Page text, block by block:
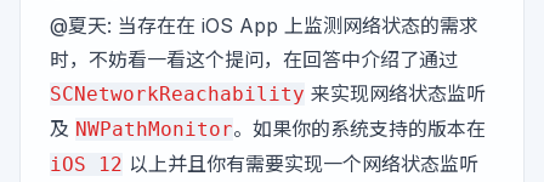
@夏天: 当存在在 iOS App 上监测网络状态的需求
时，不妨看一看这个提问，在回答中介绍了通过
SCNetworkReachability 来实现网络状态监听
及 NWPathMonitor。如果你的系统支持的版本在
iOS 12 以上并且你有需要实现一个网络状态监听